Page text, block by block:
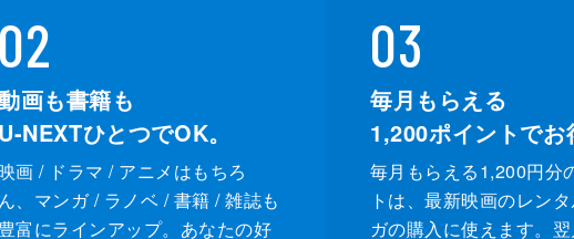
02
画も書籍も
U-NEXTひとつでOK。
画 / ドラマ / アニメはもちろ
ん、マンガ / ラノベ / 書籍 / 雑誌も
豊富にラインアップ。あなたの好
03
毎月もらえる
1,200ポイントでお
毎月もらえる1,200円分
トは、最新映画のレン
ガの購入に使えます。